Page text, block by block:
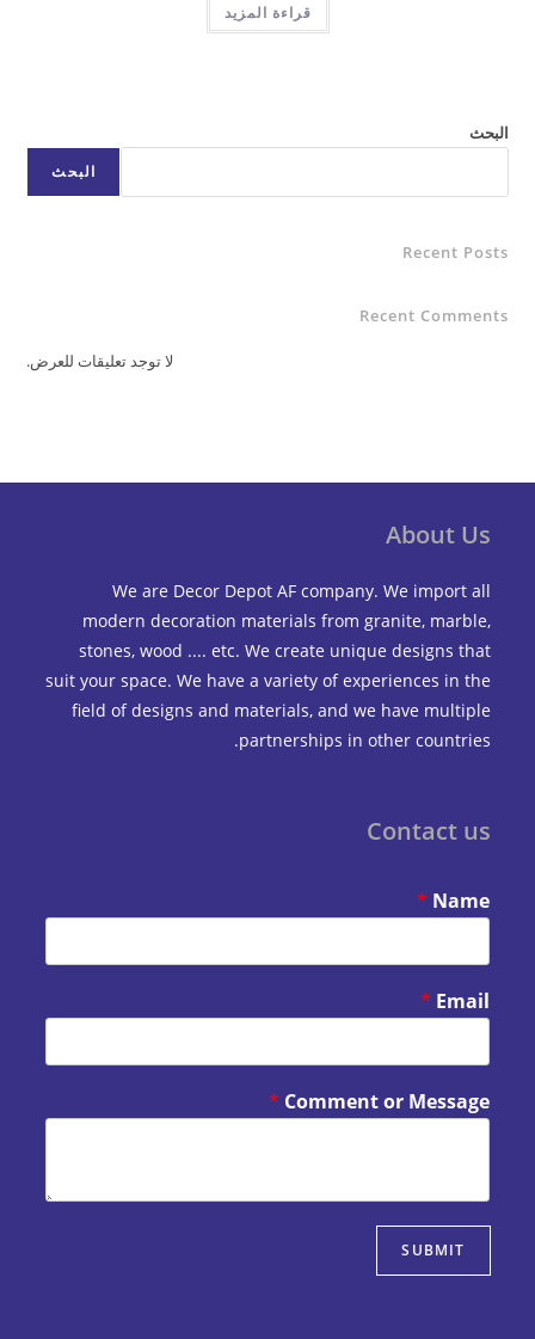
قراءة المزيد
البحث
البحث
Recent Posts
Recent Comments
لا توجد تعليقات للعرض.
About Us
We are Decor Depot AF company. We import all
modern decoration materials from granite, marble,
stones, wood .... etc. We create unique designs that
suit your space. We have a variety of experiences in the
field of designs and materials, and we have multiple
partnerships in other countries.
Contact us
Name
*
Email
*
Comment or Message
*
SUBMIT